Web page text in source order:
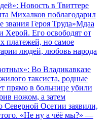
Новость в Твиттере
Михалков поблагодарил
звания Героя Труда»Мдаа
Херой. Его освободят от
платежей, но самое
людей, любовь народа
Во Владикавказе
таксиста, родные
прямо в больнице убили
ножом, а затем
Осетии заявили,
«Не ну а чёё мы?» —